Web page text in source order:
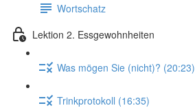
Wortschatz
Lektion 2. Essgewohnheiten
Was mögen Sie (nicht)? (20:23)
Trinkprotokoll (16:35)